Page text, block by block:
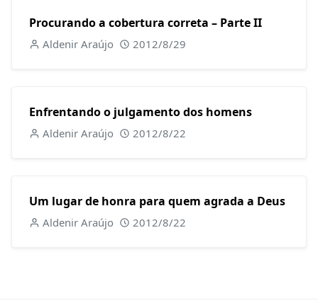
Procurando a cobertura correta – Parte II
Aldenir Araújo 2012/8/29
Enfrentando o julgamento dos homens
Aldenir Araújo 2012/8/22
Um lugar de honra para quem agrada a Deus
Aldenir Araújo 2012/8/22